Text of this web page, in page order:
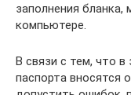
заполнения
компьютере.
В связи с тем, что в
паспорта вносятся